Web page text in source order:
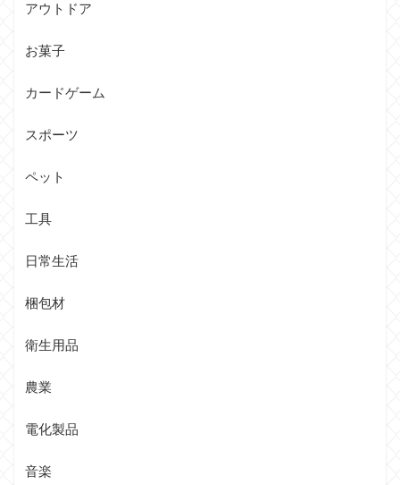
アウトドア
お菓子
カードゲーム
スポーツ
ペット
工具
日常生活
梱包材
衛生用品
農業
電化製品
音楽